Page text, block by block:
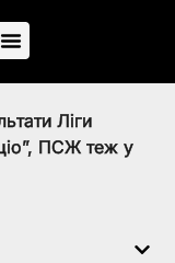
Ліги
ПСЖ теж у